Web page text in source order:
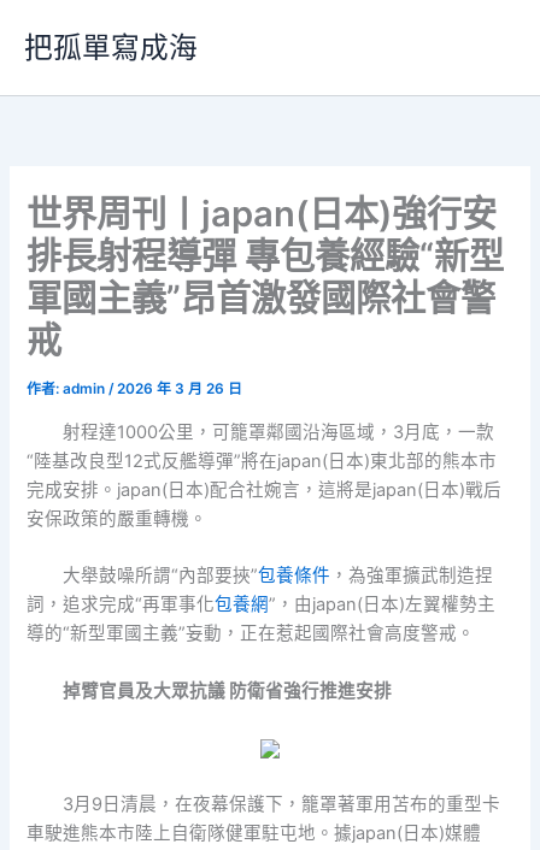
要
把孤單寫成海
世界周刊丨japan(日本)強行安
排長射程導彈 專包養經驗“新型
軍國主義”昂首激發國際社會警
戒
作者:admin/2026 年 3 月 26 日
射程達1000公里，可籠罩鄰國沿海區域，3月底，一款
“陸基改良型12式反艦導彈”將在japan(日本)東北部的熊本市
完成安排。japan(日本)配合社婉言，這將是japan(日本)戰后
安保政策的嚴重轉機。
大舉鼓噪所謂“內部要挾”包養條件 ，為強軍擴武制造捏
詞，追求完成“再軍事化包養網”，由japan(日本)左翼權勢主
導的“新型軍國主義”妄動，正在惹起國際社會高度警戒。
掉臂官員及大眾抗議 防衛省強行推進安排
3月9日清晨，在夜幕保護下，籠罩著軍用苫布的重型卡
車駛進熊本市陸上自衛隊健軍駐屯地。據japan(日本)媒體